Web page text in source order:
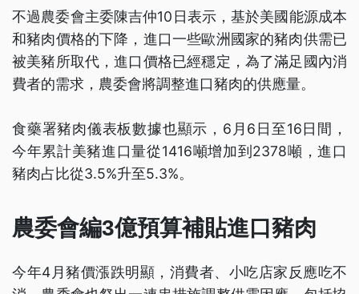
不過農委會主委陳吉仲10日表示，基於美國能源成本
和豬肉價格的下降，進口一些歐洲國家的豬肉供需已
被美豬所取代，進口價格已經穩定，為了滿足國內消
費者的需求，農委會將調整進口豬肉的供應量。
食藥署豬肉儀表板數據也顯示，6月6日至16日間，
今年累計美豬進口量從1416噸增加到2378噸，進口
豬肉占比從3.5%升至5.3%。
農委會編3億預算補貼進口豬肉
今年4月豬價漲跌明顯，消費者、小吃店家反應吃不